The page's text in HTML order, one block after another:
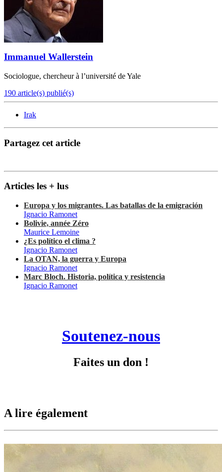
Immanuel Wallerstein
Sociologue, chercheur à l’université de Yale
190 article(s) publié(s)
Irak
Partagez cet article
Articles les + lus
Europa y los migrantes. Las batallas de la emigración
Ignacio Ramonet
Bolivie, année Zéro
Maurice Lemoine
¿Es político el clima ?
Ignacio Ramonet
La OTAN, la guerra y Europa
Ignacio Ramonet
Marc Bloch. Historia, política y resistencia
Ignacio Ramonet
Soutenez-nous
Faites un don !
A lire également